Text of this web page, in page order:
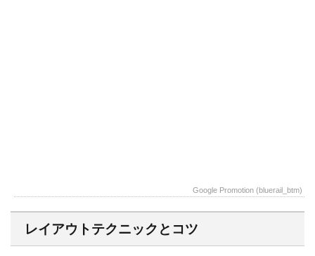
Google Promotion (bluerail_btm)
レイアウトテクニックとコツ